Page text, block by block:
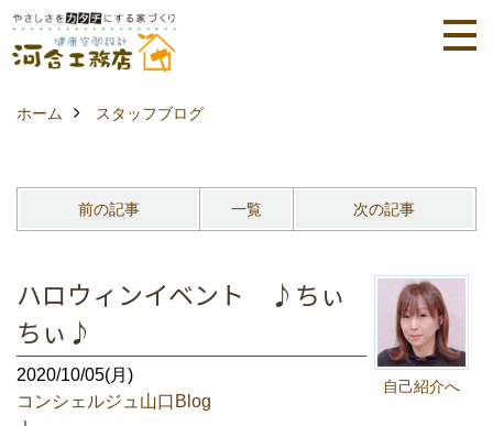
ホーム スタッフブログ
前の記事 一覧 次の記事
自己紹介へ
ハロウィンイベント ♪ちぃ
ちぃ♪
2020/10/05(月)
コンシェルジュ山口Blog